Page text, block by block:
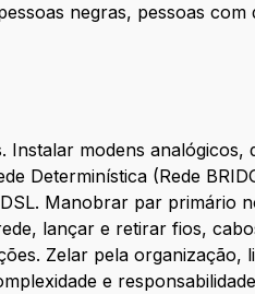
negras, pessoas
modens
Determinística (Rede
Manobrar par primário
lançar e retirar fios,
Zelar pela organização,
e